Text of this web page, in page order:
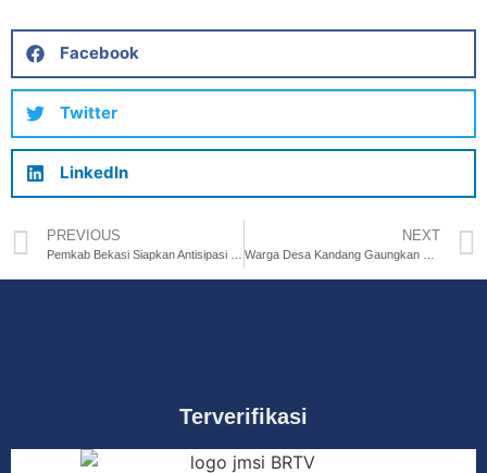
Facebook
Twitter
LinkedIn
PREVIOUS NEXT
Terverifikasi